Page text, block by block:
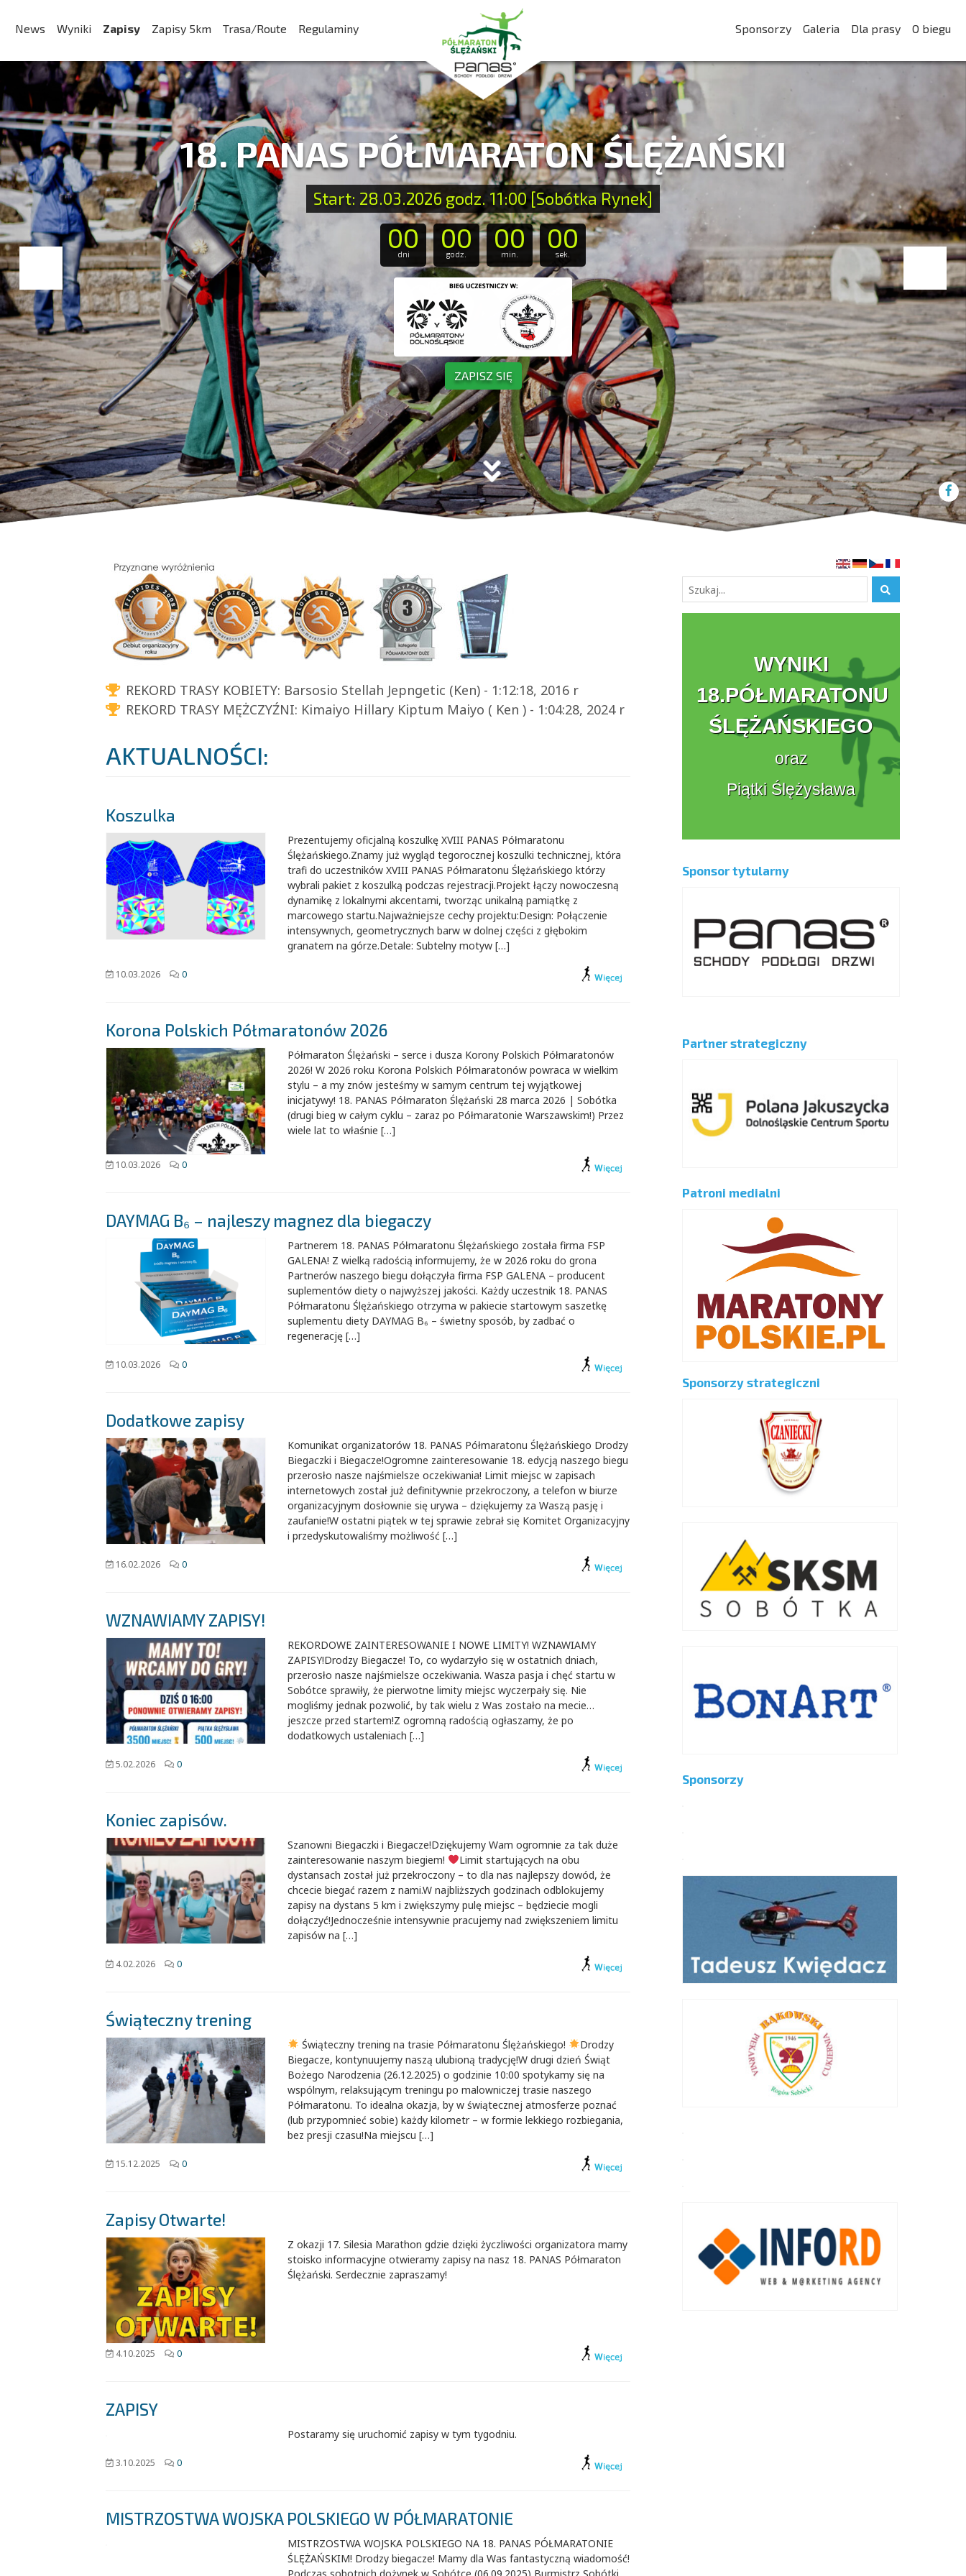
News Wyniki Zapisy Zapisy 5km Trasa/Route Regulaminy Sponsorzy Galeria Dla prasy O biegu
18. PANAS PÓŁMARATON ŚLĘŻAŃSKI
Start: 28.03.2026 godz. 11:00 [Sobótka Rynek]
00
dni
00
godz.
00
min.
00
sek.
ZAPISZ SIĘ
REKORD TRASY KOBIETY: Barsosio Stellah Jepngetic (Ken) - 1:12:18, 2016 r
REKORD TRASY MĘŻCZYŹNI: Kimaiyo Hillary Kiptum Maiyo ( Ken ) - 1:04:28, 2024 r
AKTUALNOŚCI:
Koszulka
​Prezentujemy oficjalną koszulkę XVIII PANAS Półmaratonu
Ślężańskiego.​Znamy już wygląd tegorocznej koszulki technicznej, która
trafi do uczestników XVIII PANAS Półmaratonu Ślężańskiego którzy
wybrali pakiet z koszulką podczas rejestracji.Projekt łączy nowoczesną
dynamikę z lokalnymi akcentami, tworząc unikalną pamiątkę z
marcowego startu.​Najważniejsze cechy projektu:​Design: Połączenie
intensywnych, geometrycznych barw w dolnej części z głębokim
granatem na górze.​Detale: Subtelny motyw […]
10.03.2026 0
Korona Polskich Półmaratonów 2026
Półmaraton Ślężański – serce i dusza Korony Polskich Półmaratonów
2026! W 2026 roku Korona Polskich Półmaratonów powraca w wielkim
stylu – a my znów jesteśmy w samym centrum tej wyjątkowej
inicjatywy! 18. PANAS Półmaraton Ślężański 28 marca 2026 | Sobótka
(drugi bieg w całym cyklu – zaraz po Półmaratonie Warszawskim!) Przez
wiele lat to właśnie […]
10.03.2026 0
DAYMAG B₆ – najleszy magnez dla biegaczy
Partnerem 18. PANAS Półmaratonu Ślężańskiego została firma FSP
GALENA! Z wielką radością informujemy, że w 2026 roku do grona
Partnerów naszego biegu dołączyła firma FSP GALENA – producent
suplementów diety o najwyższej jakości. Każdy uczestnik 18. PANAS
Półmaratonu Ślężańskiego otrzyma w pakiecie startowym saszetkę
suplementu diety DAYMAG B₆ – świetny sposób, by zadbać o
regenerację […]
10.03.2026 0
Dodatkowe zapisy
Komunikat organizatorów 18. PANAS Półmaratonu Ślężańskiego Drodzy
Biegaczki i Biegacze!Ogromne zainteresowanie 18. edycją naszego biegu
przerosło nasze najśmielsze oczekiwania! Limit miejsc w zapisach
internetowych został już definitywnie przekroczony, a telefon w biurze
organizacyjnym dosłownie się urywa – dziękujemy za Waszą pasję i
zaufanie!W ostatni piątek w tej sprawie zebrał się Komitet Organizacyjny
i przedyskutowaliśmy możliwość […]
16.02.2026 0
WZNAWIAMY ZAPISY!
​REKORDOWE ZAINTERESOWANIE I NOWE LIMITY! WZNAWIAMY
ZAPISY!​Drodzy Biegacze! To, co wydarzyło się w ostatnich dniach,
przerosło nasze najśmielsze oczekiwania. Wasza pasja i chęć startu w
Sobótce sprawiły, że pierwotne limity miejsc wyczerpały się. Nie
mogliśmy jednak pozwolić, by tak wielu z Was zostało na mecie…
jeszcze przed startem!​Z ogromną radością ogłaszamy, że po
dodatkowych ustaleniach […]
5.02.2026 0
Koniec zapisów.
Szanowni Biegaczki i Biegacze!Dziękujemy Wam ogromnie za tak duże
zainteresowanie naszym biegiem!
Limit startujących na obu
dystansach został już przekroczony – to dla nas najlepszy dowód, że
chcecie biegać razem z nami.W najbliższych godzinach odblokujemy
zapisy na dystans 5 km i zwiększymy pulę miejsc – będziecie mogli
dołączyć!Jednocześnie intensywnie pracujemy nad zwiększeniem limitu
zapisów na […]
4.02.2026 0
Świąteczny trening
Świąteczny trening na trasie Półmaratonu Ślężańskiego!
Drodzy
Biegacze, kontynuujemy naszą ulubioną tradycję!W drugi dzień Świąt
Bożego Narodzenia (26.12.2025) o godzinie 10:00 spotykamy się na
wspólnym, relaksującym treningu po malowniczej trasie naszego
Półmaratonu. To idealna okazja, by w świątecznej atmosferze poznać
(lub przypomnieć sobie) każdy kilometr – w formie lekkiego rozbiegania,
bez presji czasu!Na miejscu […]
15.12.2025 0
Zapisy Otwarte!
Z okazji 17. Silesia Marathon gdzie dzięki życzliwości organizatora mamy
stoisko informacyjne otwieramy zapisy na nasz 18. PANAS Półmaraton
Ślężański. Serdecznie zapraszamy!
4.10.2025 0
ZAPISY
Postaramy się uruchomić zapisy w tym tygodniu.
3.10.2025 0
MISTRZOSTWA WOJSKA POLSKIEGO W PÓŁMARATONIE
MISTRZOSTWA WOJSKA POLSKIEGO NA 18. PANAS PÓŁMARATONIE
ŚLĘŻAŃSKIM! Drodzy biegacze! Mamy dla Was fantastyczną wiadomość!
WYNIKI
18.PÓŁMARATONU
ŚLĘŻAŃSKIEGO
oraz
Piątki Ślężysława
Sponsor tytularny
Partner strategiczny
Patroni medialni
Sponsorzy strategiczni
Sponsorzy